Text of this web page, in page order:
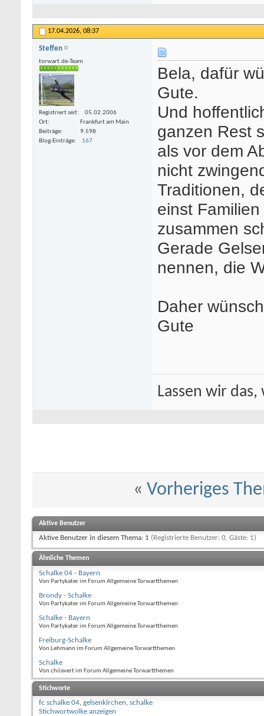
17.04.2026, 08:37
Steffen
torwart.de-Team
Registriert seit
05.02.2006
Ort
Frankfurt am Main
Beiträge
9.598
Blog-Einträge
167
Bela, dafür
Gute.
Und
ganzen Rest
als vor dem
nicht
Traditionen,
einst
zusammen
Gerade
nennen, die
Daher
Gute
Lassen wir
« Vorheriges
Aktive Benutzer
Aktive Benutzer in diesem Thema: 1 (Registrierte Benutzer: 0, Gäste: 1)
Ähnliche Themen
Schalke 04 - Bayern
Von Partykater im Forum Allgemeine Torwartthemen
Brondy - Schalke
Von Partykater im Forum Allgemeine Torwartthemen
Schalke - Bayern
Von Partykater im Forum Allgemeine Torwartthemen
Freiburg-Schalke
Von Lehmann im Forum Allgemeine Torwartthemen
Schalke
Von chilavert im Forum Allgemeine Torwartthemen
Stichworte
fc schalke 04, gelsenkirchen, schalke
Stichwortwolke anzeigen